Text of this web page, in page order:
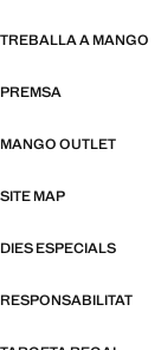
TREBALLA A MANGO
PREMSA
MANGO OUTLET
SITE MAP
DIES ESPECIALS
RESPONSABILITAT